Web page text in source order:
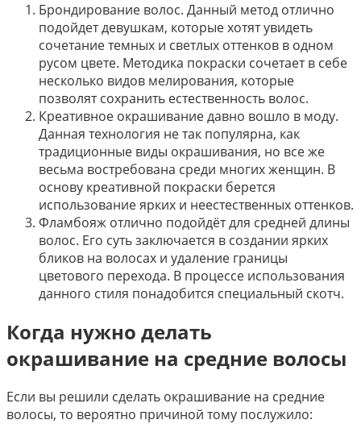
Брондирование волос. Данный метод отлично
подойдет девушкам, которые хотят увидеть
сочетание темных и светлых оттенков в одном
русом цвете. Методика покраски сочетает в себе
несколько видов мелирования, которые
позволят сохранить естественность волос.
Креативное окрашивание давно вошло в моду.
Данная технология не так популярна, как
традиционные виды окрашивания, но все же
весьма востребована среди многих женщин. В
основу креативной покраски берется
использование ярких и неестественных оттенков.
Фламбояж отлично подойдёт для средней длины
волос. Его суть заключается в создании ярких
бликов на волосах и удаление границы
цветового перехода. В процессе использования
данного стиля понадобится специальный скотч.
Когда нужно делать
окрашивание на средние волосы
Если вы решили сделать окрашивание на средние
волосы, то вероятно причиной тому послужило: